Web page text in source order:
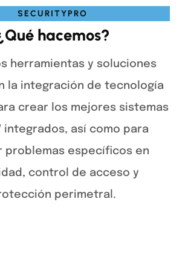
SECURITYPRO
hacemos?
herramientas y soluciones
la integración de tecnología
crear los mejores sistemas
integrados, así como para
problemas específicos en
control de acceso y
perimetral.